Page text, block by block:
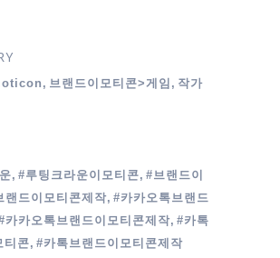
브랜드이모티콘>게임, 작가
, #루팅크라운이모티콘, #브랜드이
랜드이모티콘제작, #카카오톡브랜드
카카오톡브랜드이모티콘제작, #카톡
티콘, #카톡브랜드이모티콘제작